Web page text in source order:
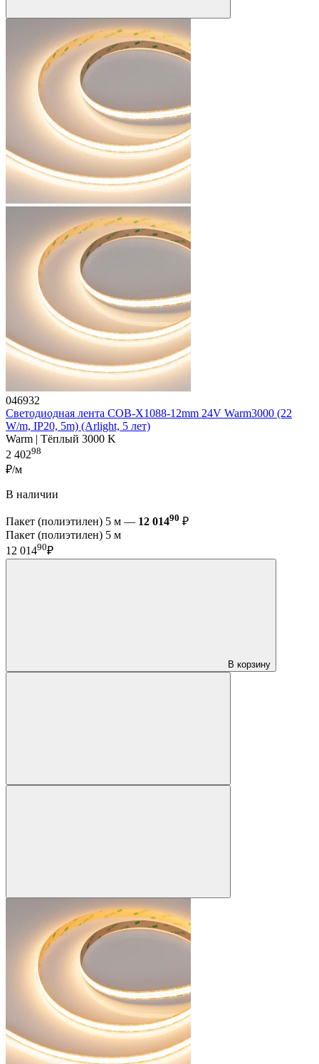
046932
Светодиодная лента COB-X1088-12mm 24V Warm3000 (22
W/m, IP20, 5m) (Arlight, 5 лет)
Warm | Тёплый 3000 K
2 40298
₽/м
В наличии
Пакет (полиэтилен) 5 м — 12 01490 ₽
Пакет (полиэтилен) 5 м
12 01490₽
В корзину